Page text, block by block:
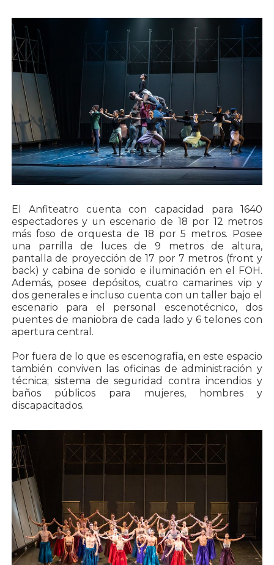
El Anfiteatro cuenta con capacidad para 1640
espectadores y un escenario de 18 por 12 metros
más foso de orquesta de 18 por 5 metros. Posee
una parrilla de luces de 9 metros de altura,
pantalla de proyección de 17 por 7 metros (front y
back) y cabina de sonido e iluminación en el FOH.
Además, posee depósitos, cuatro camarines vip y
dos generales e incluso cuenta con un taller bajo el
escenario para el personal escenotécnico, dos
puentes de maniobra de cada lado y 6 telones con
apertura central.
Por fuera de lo que es escenografía, en este espacio
también conviven las oficinas de administración y
técnica; sistema de seguridad contra incendios y
baños públicos para mujeres, hombres y
discapacitados.